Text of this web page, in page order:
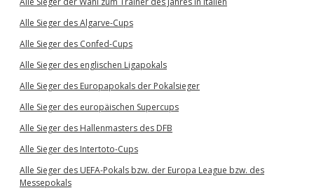
Alle Sieger des Algarve-Cups
Alle Sieger des Confed-Cups
Alle Sieger des englischen Ligapokals
Alle Sieger des Europapokals der Pokalsieger
Alle Sieger des europäischen Supercups
Alle Sieger des Hallenmasters des DFB
Alle Sieger des Intertoto-Cups
Alle Sieger des UEFA-Pokals bzw. der Europa League bzw. des
Messepokals